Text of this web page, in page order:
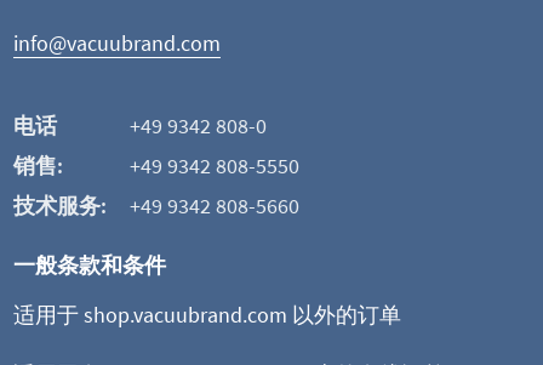
info@vacuubrand.com
电话
+49 9342 808-0
销售:
+49 9342 808-5550
技术服务:
+49 9342 808-5660
一般条款和条件
适用于 shop.vacuubrand.com 以外的订单